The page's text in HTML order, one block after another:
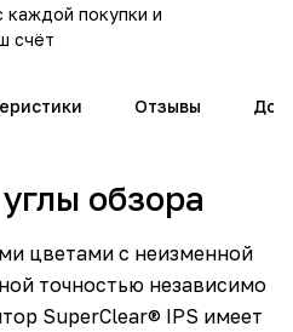
каждой покупки и
счёт
Отзывы
обзора
цветами с неизменной
точностью независимо
SuperClear® IPS имеет